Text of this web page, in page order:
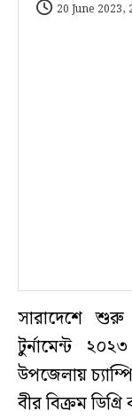
20 June 2023,
সারাদেশে
টুর্নামেন্ট
উপজেলায়
বীর বিক্রম